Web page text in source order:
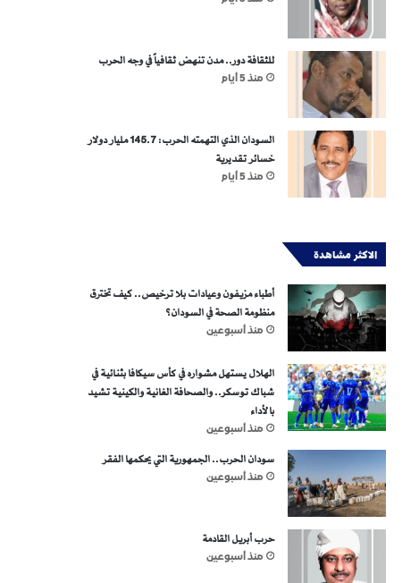
للثقافة دور.. مدن تنهض ثقافياً في وجه الحرب
منذ 5 أيام
السودان الذي التهمته الحرب: 145.7 مليار دولار
خسائر تقديرية
منذ 5 أيام
الاكثر مشاهدة
أطباء مزيفون وعيادات بلا ترخيص.. كيف تخترق
منظومة الصحة في السودان؟
منذ أسبوعين
الهلال يستهل مشواره في كأس سيكافا بثنائية في
شباك توسكر.. والصحافة الغانية والكينية تشيد
بالأداء
منذ أسبوعين
سودان الحرب.. الجمهورية التي يحكمها الفقر
منذ أسبوعين
حرب أبريل القادمة
منذ أسبوعين